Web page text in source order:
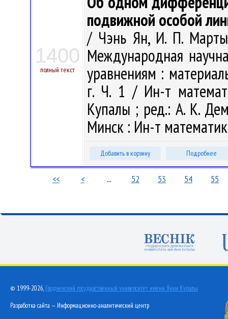
1400
полный текст
подвижной особой
/ Чэнь Ян, И. П.
Международная
уравнениям :
г. Ч. 1 / Ин-т
Купалы ; ред.: А. К.
Минск : Ин-т
Добавить в корзину Подробнее
<< < ... 52 53 54 55
© 1999-2026, Гродненский государственный университет имени Янки Купалы
Разработка сайта — Информационно-аналитический центр